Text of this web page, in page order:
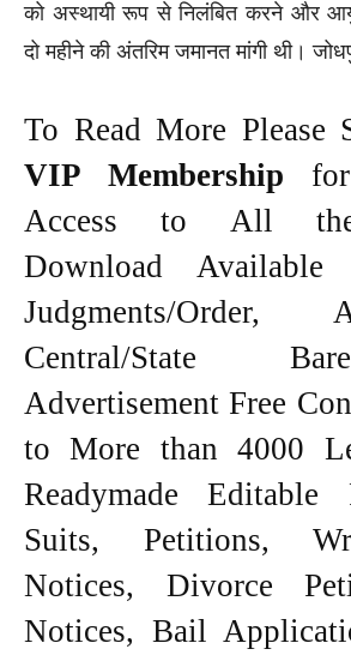
को अस्थायी रूप से निलंबित करने और
दो महीने की अंतरिम जमानत मांगी थी।
To Read More Please
VIP Membership
Access to All
Download
Judgments/
Central/State
Advertisement Free
to More than 4000
Readymade Editable
Suits, Petitions,
Notices, Divorce
Notices, Bail